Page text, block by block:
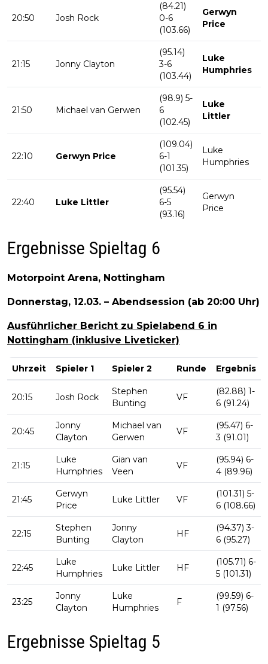
20:50 Josh Rock
(84.21)
0-6
(103.66)
Gerwyn
Price
21:15 Jonny Clayton
(95.14)
3-6
(103.44)
Luke
Humphries
21:50 Michael van Gerwen
(98.9) 5-
6
(102.45)
Luke
Littler
22:10 Gerwyn Price
(109.04)
6-1
(101.35)
Luke
Humphries
22:40 Luke Littler
(95.54)
6-5
(93.16)
Gerwyn
Price
Ergebnisse Spieltag 6
Motorpoint Arena, Nottingham
Donnerstag, 12.03. – Abendsession (ab 20:00 Uhr)
Ausführlicher Bericht zu Spielabend 6 in
Nottingham (inklusive Liveticker)
Uhrzeit Spieler 1 Spieler 2 Runde Ergebnis
20:15 Josh Rock
Stephen
Bunting
VF
(82.88) 1-
6 (91.24)
20:45
Jonny
Clayton
Michael van
Gerwen
VF
(95.47) 6-
3 (91.01)
21:15
Luke
Humphries
Gian van
Veen
VF
(95.94) 6-
4 (89.96)
21:45
Gerwyn
Price
Luke Littler VF
(101.31) 5-
6 (108.66)
22:15
Stephen
Bunting
Jonny
Clayton
HF
(94.37) 3-
6 (95.27)
22:45
Luke
Humphries
Luke Littler HF
(105.71) 6-
5 (101.31)
23:25
Jonny
Clayton
Luke
Humphries
F
(99.59) 6-
1 (97.56)
Ergebnisse Spieltag 5